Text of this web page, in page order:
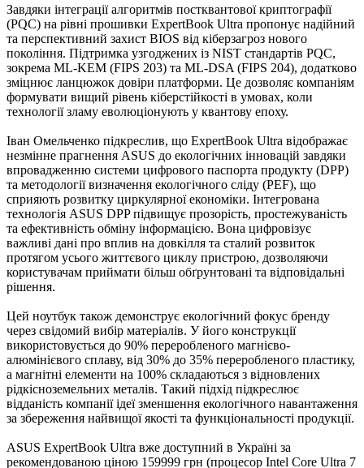
Завдяки інтеграції алгоритмів постквантової криптографії
(PQC) на рівні прошивки ExpertBook Ultra пропонує надійний
та перспективний захист BIOS від кіберзагроз нового
покоління. Підтримка узгоджених із NIST стандартів PQC,
зокрема ML-KEM (FIPS 203) та ML-DSA (FIPS 204), додатково
зміцнює ланцюжок довіри платформи. Це дозволяє компаніям
формувати вищий рівень кіберстійкості в умовах, коли
технології зламу еволюціонують у квантову епоху.
Іван Омельченко підкреслив, що ExpertBook Ultra відображає
незмінне прагнення ASUS до екологічних інновацій завдяки
впровадженню системи цифрового паспорта продукту (DPP)
та методології визначення екологічного сліду (PEF), що
сприяють розвитку циркулярної економіки. Інтегрована
технологія ASUS DPP підвищує прозорість, простежуваність
та ефективність обміну інформацією. Вона цифровізує
важливі дані про вплив на довкілля та сталий розвиток
протягом усього життєвого циклу пристрою, дозволяючи
користувачам приймати більш обґрунтовані та відповідальні
рішення.
Цей ноутбук також демонструє екологічний фокус бренду
через свідомий вибір матеріалів. У його конструкції
використовується до 90% переробленого магнієво-
алюмінієвого сплаву, від 30% до 35% переробленого пластику,
а магнітні елементи на 100% складаються з відновлених
рідкісноземельних металів. Такий підхід підкреслює
відданість компанії ідеї зменшення екологічного навантаження
за збереження найвищої якості та функціональності продукції.
ASUS ExpertBook Ultra вже доступний в Україні за
рекомендованою ціною 159999 грн (процесор Intel Core Ultra 7